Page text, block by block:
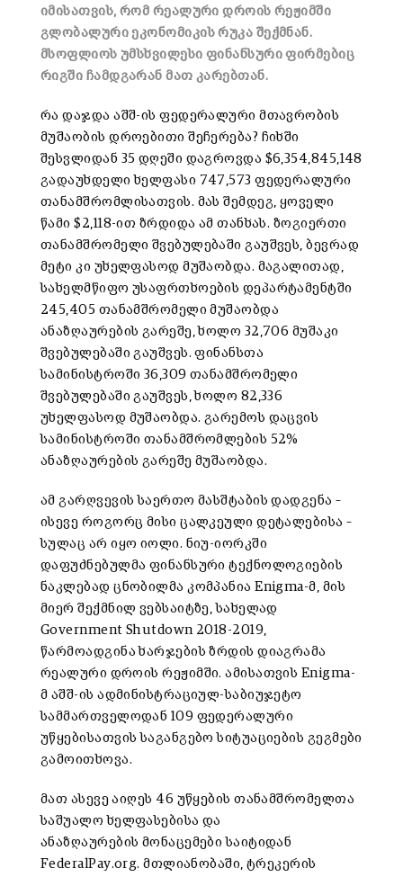
იმისათვის, რომ რეალური დროის რეჟიმში
გლობალური ეკონომიკის რუკა შექმნან.
მსოფლიოს უმსხვილესი ფინანსური ფირმებიც
რიგში ჩამდგარან მათ კარებთან.
რა დაჯდა აშშ-ის ფედერალური მთავრობის
მუშაობის დროებითი შეჩერება? ჩიხში
შესვლიდან 35 დღეში დაგროვდა $6,354,845,148
გადაუხდელი ხელფასი 747,573 ფედერალური
თანამშრომლისათვის. მას შემდეგ, ყოველი
წამი $2,118-ით ზრდიდა ამ თანხას. ზოგიერთი
თანამშრომელი შვებულებაში გაუშვეს, ბევრად
მეტი კი უხელფასოდ მუშაობდა. მაგალითად,
სახელმწიფო უსაფრთხოების დეპარტამენტში
245,405 თანამშრომელი მუშაობდა
ანაზღაურების გარეშე, ხოლო 32,706 მუშაკი
შვებულებაში გაუშვეს. ფინანსთა
სამინისტროში 36,309 თანამშრომელი
შვებულებაში გაუშვეს, ხოლო 82,336
უხელფასოდ მუშაობდა. გარემოს დაცვის
სამინისტროში თანამშრომლების 52%
ანაზღაურების გარეშე მუშაობდა.
ამ გარღვევის საერთო მასშტაბის დადგენა –
ისევე როგორც მისი ცალკეული დეტალებისა –
სულაც არ იყო იოლი. ნიუ-იორკში
დაფუძნებულმა ფინანსური ტექნოლოგიების
ნაკლებად ცნობილმა კომპანია Enigma-მ, მის
მიერ შექმნილ ვებსაიტზე, სახელად
Government Shutdown 2018-2019,
წარმოადგინა ხარჯების ზრდის დიაგრამა
რეალური დროის რეჟიმში. ამისათვის Enigma-
მ აშშ-ის ადმინისტრაციულ-საბიუჯეტო
სამმართველოდან 109 ფედერალური
უწყებისათვის საგანგებო სიტუაციების გეგმები
გამოითხოვა.
მათ ასევე აიღეს 46 უწყების თანამშრომელთა
საშუალო ხელფასებისა და
ანაზღაურების მონაცემები საიტიდან
FederalPay.org. მთლიანობაში, ტრეკერის